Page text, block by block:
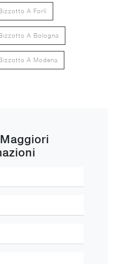
A Forlì
A Bologna
A Modena